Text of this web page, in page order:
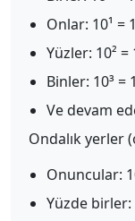
Onlar: 10¹ =
Yüzler: 10² =
Binler: 10³ =
Ve devam
Ondalık yerler
Onuncular:
Yüzde birler: